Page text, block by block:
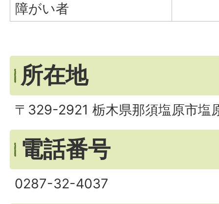
障がい者
所在地
〒329-2921 栃木県那須塩原市塩
電話番号
0287-32-4037